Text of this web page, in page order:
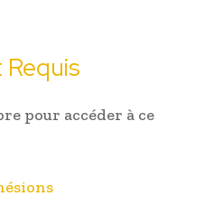
pour accéder à ce